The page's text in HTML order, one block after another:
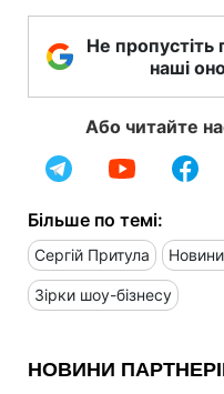
Не пропустіть
наші
Або читайте
Більше по темі:
Сергій Притула
Зірки шоу-бізнесу